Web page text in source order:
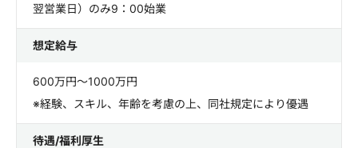
翌営業日）のみ9：00始業
想定給与
600万円～1000万円
※経験、スキル、年齢を考慮の上、同社規定により優遇
待遇/福利厚生